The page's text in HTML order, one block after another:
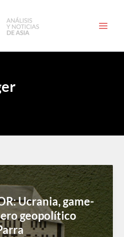
Ucrania, game-
geopolítico